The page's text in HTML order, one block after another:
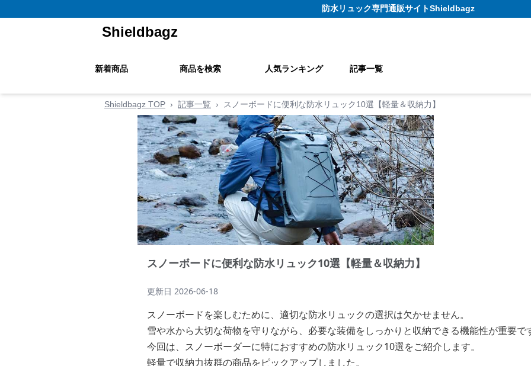
防水リュック専門通販サイトShieldbagz
Shieldbagz
新着商品 商品を検索 人気ランキング 記事一覧
Shieldbagz TOP › 記事一覧 › スノーボードに便利な防水リュック10選【軽量＆収納力】
スノーボードに便利な防水リュック10選【軽量＆収納力】
更新日 2026-06-18
スノーボードを楽しむために、適切な防水リュックの選択は欠かせません。
雪や水から大切な荷物を守りながら、必要な装備をしっかりと収納できる機能性が重要で
今回は、スノーボーダーに特におすすめの防水リュック10選をご紹介します。
軽量で収納力抜群の商品をピックアップしました。